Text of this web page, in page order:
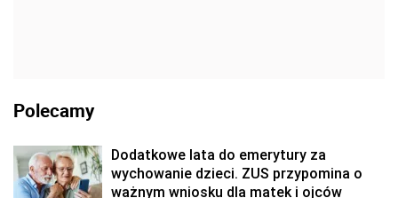
Polecamy
Dodatkowe lata do emerytury za
wychowanie dzieci. ZUS przypomina o
ważnym wniosku dla matek i ojców